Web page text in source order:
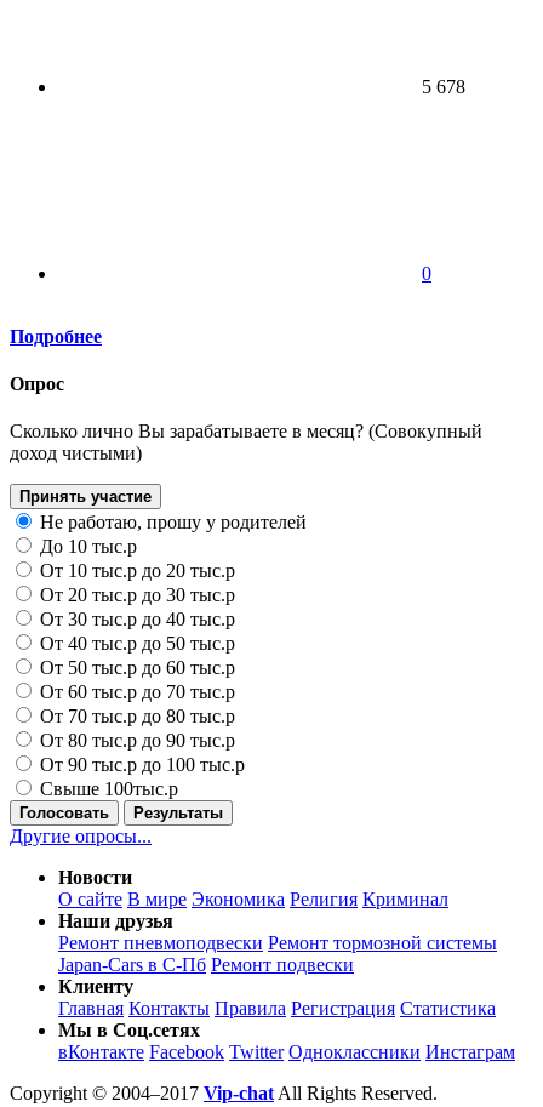
5 678
0
Подробнее
Опрос
Сколько лично Вы зарабатываете в месяц? (Совокупный
доход чистыми)
Принять участие
Не работаю, прошу у родителей
До 10 тыс.р
От 10 тыс.р до 20 тыс.р
От 20 тыс.р до 30 тыс.р
От 30 тыс.р до 40 тыс.р
От 40 тыс.р до 50 тыс.р
От 50 тыс.р до 60 тыс.р
От 60 тыс.р до 70 тыс.р
От 70 тыс.р до 80 тыс.р
От 80 тыс.р до 90 тыс.р
От 90 тыс.р до 100 тыс.р
Свыше 100тыс.р
Голосовать Результаты
Другие опросы...
Новости
О сайте В мире Экономика Религия Криминал
Наши друзья
Ремонт пневмоподвески Ремонт тормозной системы
Japan-Cars в С-Пб Ремонт подвески
Клиенту
Главная Контакты Правила Регистрация Статистика
Мы в Соц.сетях
вКонтакте Facebook Twitter Одноклассники Инстаграм
Copyright © 2004–2017 Vip-chat All Rights Reserved.